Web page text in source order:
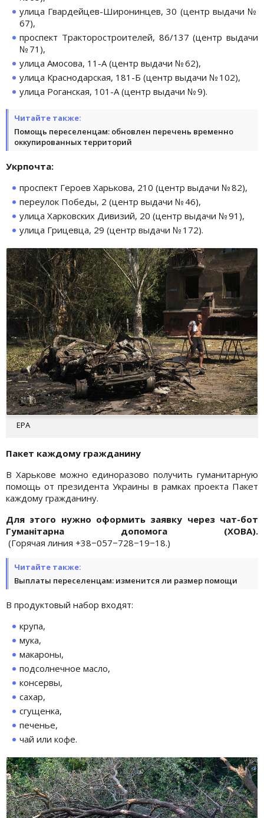
улица Гвардейцев-Широнинцев, 30 (центр выдачи №
67),
проспект Тракторостроителей, 86/137 (центр выдачи
№ 71),
улица Амосова, 11-А (центр выдачи № 62),
улица Краснодарская, 181-Б (центр выдачи № 102),
улица Роганская, 101-А (центр выдачи № 9).
Читайте также:
Помощь переселенцам: обновлен перечень временно
оккупированных территорий
Укрпочта:
проспект Героев Харькова, 210 (центр выдачи № 82),
переулок Победы, 2 (центр выдачи № 46),
улица Харковских Дивизий, 20 (центр выдачи № 91),
улица Грицевца, 29 (центр выдачи № 172).
EPA
Пакет каждому гражданину
В Харькове можно единоразово получить гуманитарную
помощь от президента Украины в рамках проекта Пакет
каждому гражданину.
Для этого нужно оформить заявку через чат-бот
Гуманітарна допомога (ХОВА).
(Горячая линия +38−057−728−19−18.)
Читайте также:
Выплаты переселенцам: изменится ли размер помощи
В продуктовый набор входят:
крупа,
мука,
макароны,
подсолнечное масло,
консервы,
сахар,
сгущенка,
печенье,
чай или кофе.